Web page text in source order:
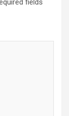
fields